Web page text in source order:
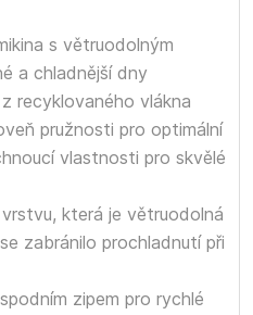
s větruodolným
a chladnější dny
recyklovaného vlákna
pružnosti pro optimální
vlastnosti pro skvělé
která je větruodolná
zabránilo prochladnutí při
zipem pro rychlé